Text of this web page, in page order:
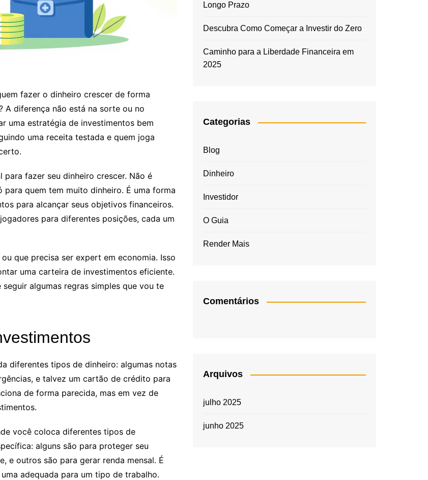
fazer o dinheiro crescer de forma
A diferença não está na sorte ou no
uma estratégia de investimentos bem
uma receita testada e quem joga
fazer seu dinheiro crescer. Não é
quem tem muito dinheiro. É uma forma
para alcançar seus objetivos financeiros.
para diferentes posições, cada um
que precisa ser expert em economia. Isso
uma carteira de investimentos eficiente.
algumas regras simples que vou te
diferentes tipos de dinheiro: algumas notas
e talvez um cartão de crédito para
de forma parecida, mas em vez de
você coloca diferentes tipos de
alguns são para proteger seu
e outros são para gerar renda mensal. É
adequada para um tipo de trabalho.
Longo Prazo
Descubra Como Começar a Investir do Zero
Caminho para a Liberdade Financeira em
2025
Categorias
Blog
Dinheiro
Investidor
O Guia
Render Mais
Comentários
Arquivos
julho 2025
junho 2025